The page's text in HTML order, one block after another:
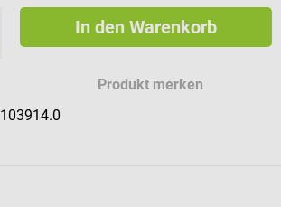
In den Warenkorb
Produkt merken
103914.0